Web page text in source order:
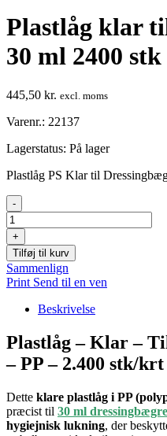
Plastlåg klar
30 ml 2400 stk
445,50 kr. excl. moms
Varenr.: 22137
Lagerstatus: På lager
Plastlåg PS Klar til
Plastlåg
klar
til
dressingbæger
30
ml
2400
antal
-
+
Tilføj til kurv
Sammenlign
Print Send til en ven
Beskrivelse
Plastlåg – Klar –
– PP – 2.400 stk/krt
Dette klare plastlåg i PP
præcist til 30 ml dressingbægre
hygiejnisk lukning, der